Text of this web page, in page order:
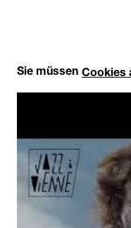
Sie müssen Cookies